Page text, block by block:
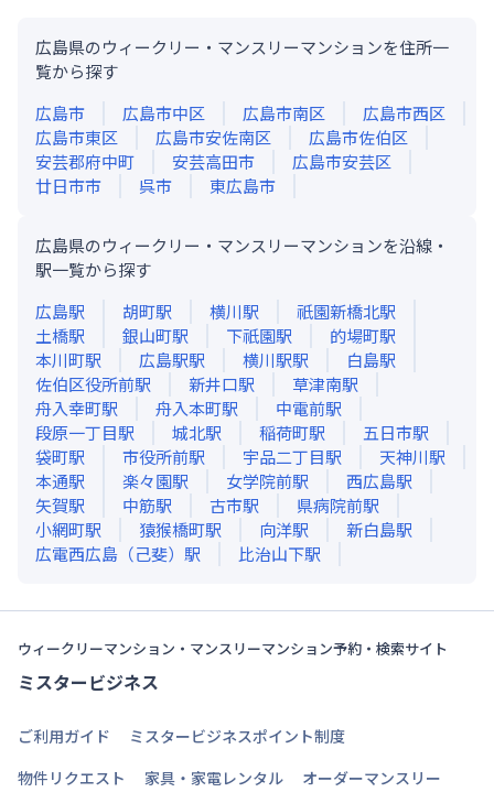
広島県のウィークリー・マンスリーマンションを住所一
覧から探す
広島市
広島市中区 広島市南区
広島市西区
広島市東区
広島市安佐南区
広島市佐伯区
安芸郡府中町
安芸高田市
広島市安芸区
廿日市市
呉市 東広島市
広島県のウィークリー・マンスリーマンションを沿線・
駅一覧から探す
広島駅 胡町駅 横川駅 祇園新橋北駅
土橋駅 銀山町駅 下祇園駅 的場町駅
本川町駅 広島駅駅 横川駅駅 白島駅
佐伯区役所前駅 新井口駅 草津南駅
舟入幸町駅 舟入本町駅 中電前駅
段原一丁目駅 城北駅 稲荷町駅 五日市駅
袋町駅 市役所前駅 宇品二丁目駅 天神川駅
本通駅 楽々園駅 女学院前駅 西広島駅
矢賀駅 中筋駅 古市駅 県病院前駅
小網町駅 猿猴橋町駅 向洋駅 新白島駅
広電西広島（己斐） 駅 比治山下駅
ウィークリーマンション・マンスリーマンション予約・検索サイト
ミスタービジネス
ご利用ガイド
ミスタービジネスポイント制度
物件リクエスト
家具・家電レンタル オーダーマンスリー